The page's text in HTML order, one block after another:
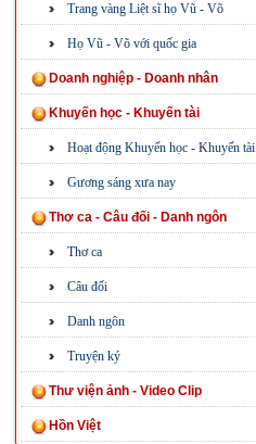
Trang vàng Liệt sĩ họ Vũ - Võ
Họ Vũ - Võ với quốc gia
Doanh nghiệp - Doanh nhân
Khuyến học - Khuyến tài
Hoạt động Khuyến học - Khuyến tài
Gương sáng xưa nay
Thơ ca - Câu đối - Danh ngôn
Thơ ca
Câu đối
Danh ngôn
Truyện ký
Thư viện ảnh - Video Clip
Hồn Việt